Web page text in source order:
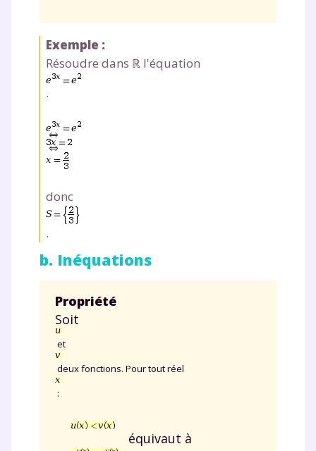
Exemple :
Résoudre dans ℝ l'équation
.
donc
.
b. Inéquations
Propriété
Soit
et
deux fonctions. Pour tout réel
:
équivaut à